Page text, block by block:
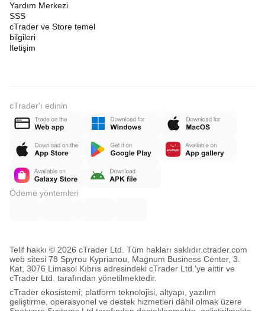
Yardım Merkezi
SSS
cTrader ve Store temel
bilgileri
İletişim
cTrader'ı edinin
Ödeme yöntemleri
Telif hakkı © 2026 cTrader Ltd. Tüm hakları saklıdır.ctrader.com
web sitesi 78 Spyrou Kyprianou, Magnum Business Center, 3.
Kat, 3076 Limasol Kıbrıs adresindeki cTrader Ltd.'ye aittir ve
cTrader Ltd. tarafından yönetilmektedir.
cTrader ekosistemi; platform teknolojisi, altyapı, yazılım
geliştirme, operasyonel ve destek hizmetleri dâhil olmak üzere